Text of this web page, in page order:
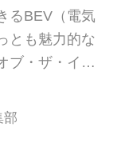
ージ／第
EQB ＜
筆陣が選
るBEV（電気
とも魅力的な
ブ・ザ・イヤ
を決定す
た、第10位
部